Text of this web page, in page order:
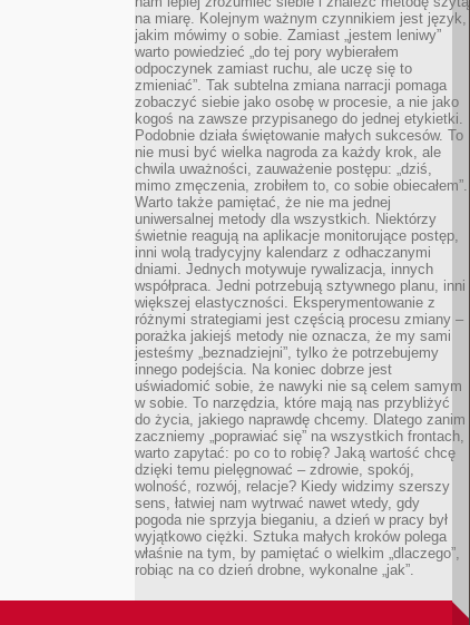
na miarę. Kolejnym ważnym czynnikiem jest język,
jakim mówimy o sobie. Zamiast „jestem leniwy”
warto powiedzieć „do tej pory wybierałem
odpoczynek zamiast ruchu, ale uczę się to
zmieniać”. Tak subtelna zmiana narracji pomaga
zobaczyć siebie jako osobę w procesie, a nie jako
kogoś na zawsze przypisanego do jednej etykietki.
Podobnie działa świętowanie małych sukcesów. To
nie musi być wielka nagroda za każdy krok, ale
chwila uważności, zauważenie postępu: „dziś,
mimo zmęczenia, zrobiłem to, co sobie obiecałem”.
Warto także pamiętać, że nie ma jednej
uniwersalnej metody dla wszystkich. Niektórzy
świetnie reagują na aplikacje monitorujące postęp,
inni wolą tradycyjny kalendarz z odhaczanymi
dniami. Jednych motywuje rywalizacja, innych
współpraca. Jedni potrzebują sztywnego planu, inni
większej elastyczności. Eksperymentowanie z
różnymi strategiami jest częścią procesu zmiany –
porażka jakiejś metody nie oznacza, że my sami
jesteśmy „beznadziejni”, tylko że potrzebujemy
innego podejścia. Na koniec dobrze jest
uświadomić sobie, że nawyki nie są celem samym
w sobie. To narzędzia, które mają nas przybliżyć
do życia, jakiego naprawdę chcemy. Dlatego zanim
zaczniemy „poprawiać się” na wszystkich frontach,
warto zapytać: po co to robię? Jaką wartość chcę
dzięki temu pielęgnować – zdrowie, spokój,
wolność, rozwój, relacje? Kiedy widzimy szerszy
sens, łatwiej nam wytrwać nawet wtedy, gdy
pogoda nie sprzyja bieganiu, a dzień w pracy był
wyjątkowo ciężki. Sztuka małych kroków polega
właśnie na tym, by pamiętać o wielkim „dlaczego”,
robiąc na co dzień drobne, wykonalne „jak”.